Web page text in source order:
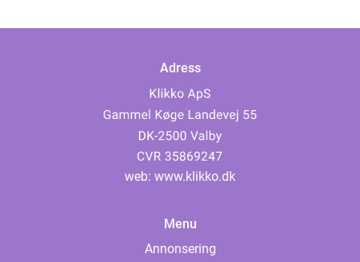
Adress
web: www.klikko.dk
Menu
Annonsering